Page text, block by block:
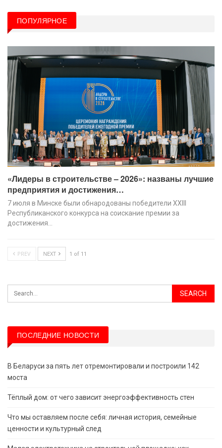
ПОПУЛЯРНОЕ
«Лидеры в строительстве – 2026»: названы лучшие
предприятия и достижения…
7 июля в Минске были обнародованы победители XХIII
Республиканского конкурса на соискание премии за
достижения…
PREV NEXT 1 of 11
ПОСЛЕДНИЕ НОВОСТИ
В Беларуси за пять лет отремонтировали и построили 142
моста
Тёплый дом: от чего зависит энергоэффективность стен
Что мы оставляем после себя: личная история, семейные
ценности и культурный след